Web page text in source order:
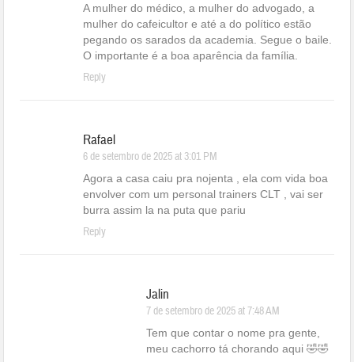
A mulher do médico, a mulher do advogado, a
mulher do cafeicultor e até a do político estão
pegando os sarados da academia. Segue o baile.
O importante é a boa aparência da família.
Reply
Rafael
6 de setembro de 2025 at 3:01 PM
Agora a casa caiu pra nojenta , ela com vida boa
envolver com um personal trainers CLT , vai ser
burra assim la na puta que pariu
Reply
Jalin
7 de setembro de 2025 at 7:48 AM
Tem que contar o nome pra gente,
meu cachorro tá chorando aqui 🤣🤣